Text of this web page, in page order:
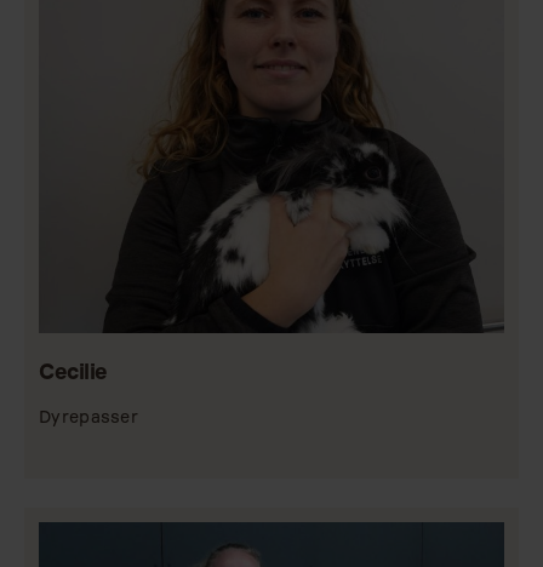
Cecilie
Dyrepasser